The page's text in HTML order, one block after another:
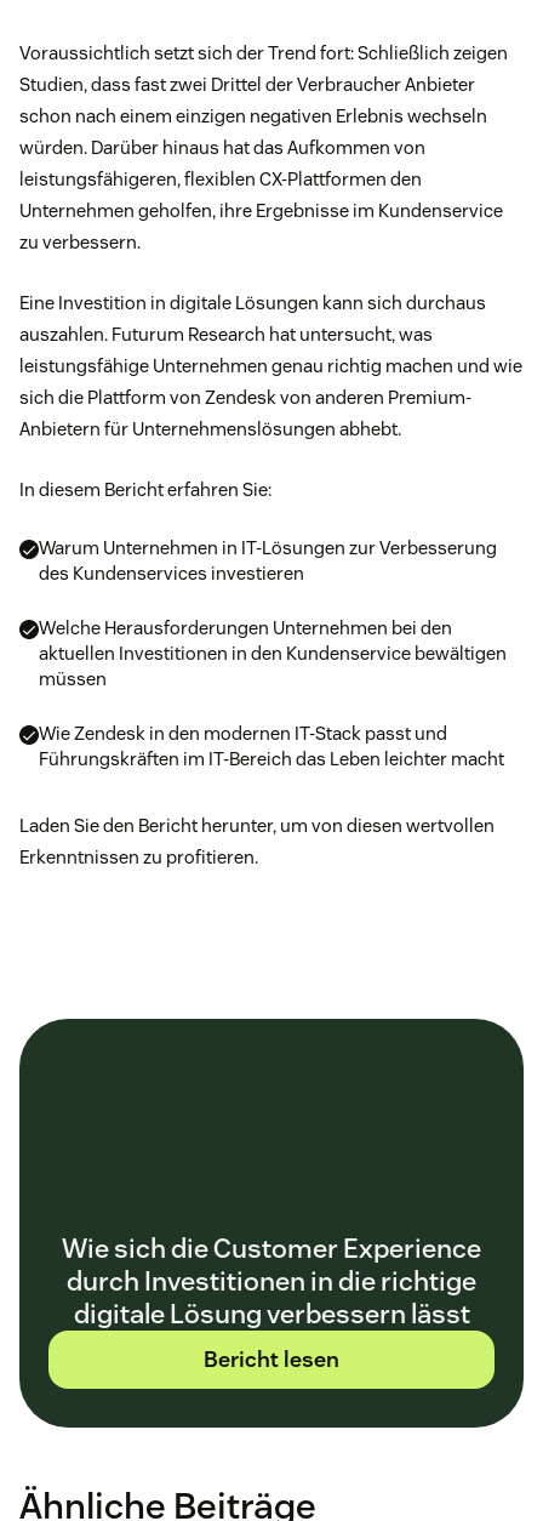
Voraussichtlich setzt sich der Trend fort: Schließlich zeigen
Studien, dass fast zwei Drittel der Verbraucher Anbieter
schon nach einem einzigen negativen Erlebnis wechseln
würden. Darüber hinaus hat das Aufkommen von
leistungsfähigeren, flexiblen CX-Plattformen den
Unternehmen geholfen, ihre Ergebnisse im Kundenservice
zu verbessern.
Eine Investition in digitale Lösungen kann sich durchaus
auszahlen. Futurum Research hat untersucht, was
leistungsfähige Unternehmen genau richtig machen und wie
sich die Plattform von Zendesk von anderen Premium-
Anbietern für Unternehmenslösungen abhebt.
In diesem Bericht erfahren Sie:
Warum Unternehmen in IT-Lösungen zur Verbesserung
des Kundenservices investieren
Welche Herausforderungen Unternehmen bei den
aktuellen Investitionen in den Kundenservice bewältigen
müssen
Wie Zendesk in den modernen IT-Stack passt und
Führungskräften im IT-Bereich das Leben leichter macht
Laden Sie den Bericht herunter, um von diesen wertvollen
Erkenntnissen zu profitieren.
Wie sich die Customer Experience
durch Investitionen in die richtige
digitale Lösung verbessern lässt
Bericht lesen
Ähnliche Beiträge